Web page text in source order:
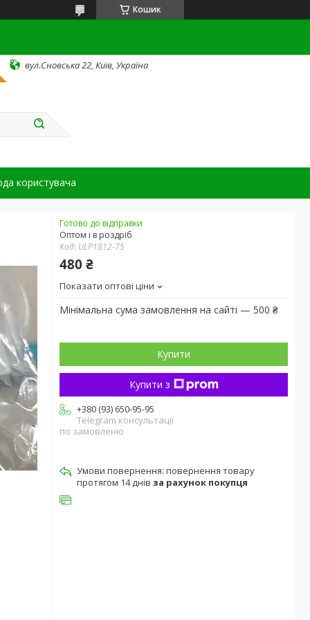
Кошик
вул.Сновська 22, Київ, Україна
користувача
Готово до відправки
Оптом і в роздріб
Код: ULP1812-75
480 ₴
Показати оптові ціни
Мінімальна сума замовлення на сайті — 500 ₴
Купити
Купити з
+380 (93) 650-95-95
Telegram консультації
по замовленю
повернення товару
протягом 14 днів за рахунок покупця